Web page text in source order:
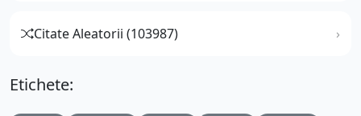
Citate Aleatorii (103987)
Etichete: